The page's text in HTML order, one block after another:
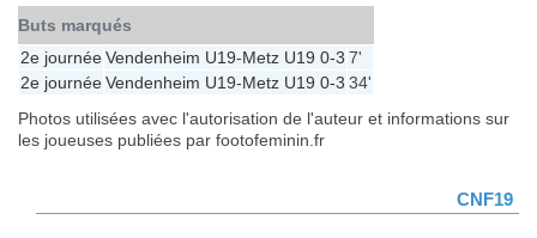
Buts marqués
2e journéeVendenheim U19-Metz U19 0-3 7'
2e journéeVendenheim U19-Metz U19 0-3 34'
Photos utilisées avec l'autorisation de l'auteur et informations sur
les joueuses publiées par footofeminin.fr
CNF19